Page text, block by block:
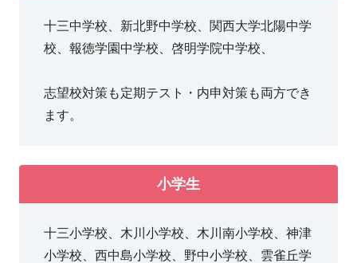
十三中学校、新北野中学校、関西大学北陽中学
校、報徳学園中学校、啓明学院中学校、
志望校対策も定期テスト・内申対策も両方でき
ます。
小学生
十三小学校、木川小学校、木川南小学校、神津
小学校、西中島小学校、野中小学校、雲雀丘学